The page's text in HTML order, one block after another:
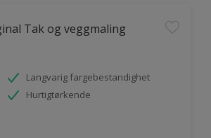
Tak og veggmaling
Langvarig fargebestandighet
Hurtigtørkende